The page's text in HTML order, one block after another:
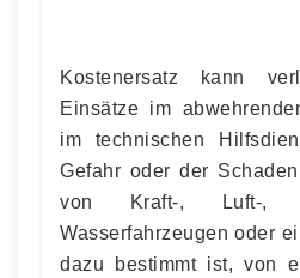
Kostenersatz kann
Einsätze im
im technischen
Gefahr oder der
von Kraft-, Luft-,
Wasserfahrzeugen oder
dazu bestimmt ist, von